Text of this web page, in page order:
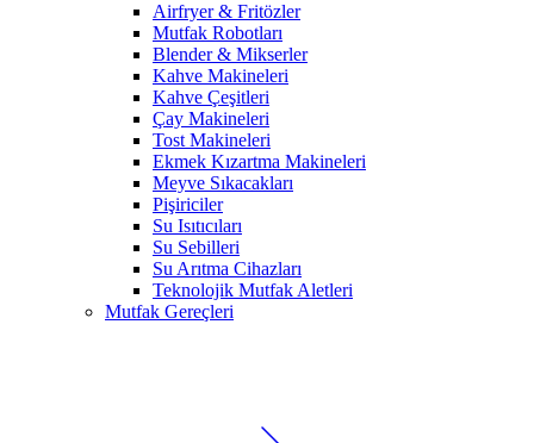
Airfryer & Fritözler
Mutfak Robotları
Blender & Mikserler
Kahve Makineleri
Kahve Çeşitleri
Çay Makineleri
Tost Makineleri
Ekmek Kızartma Makineleri
Meyve Sıkacakları
Pişiriciler
Su Isıtıcıları
Su Sebilleri
Su Arıtma Cihazları
Teknolojik Mutfak Aletleri
Mutfak Gereçleri